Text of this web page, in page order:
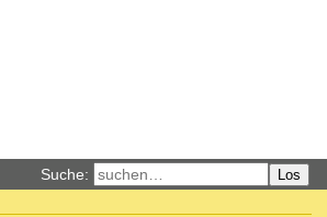
Suche: Los